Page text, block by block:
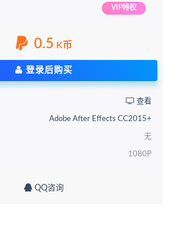
VIP特权
0.5 K币
登录后购买
查看
Adobe After Effects CC2015+
无
1080P
QQ咨询